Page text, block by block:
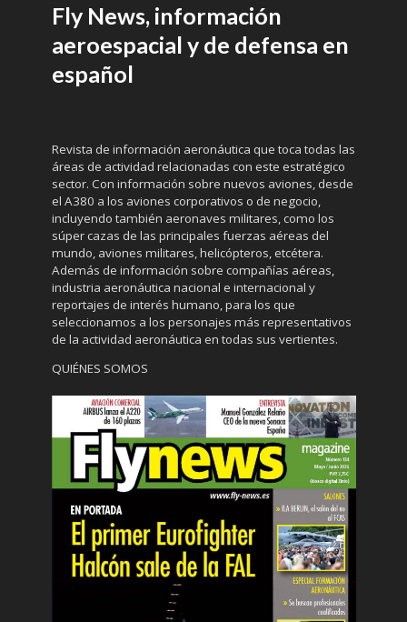
Fly News, información
aeroespacial y de defensa en
español
Revista de información aeronáutica que toca todas las
áreas de actividad relacionadas con este estratégico
sector. Con información sobre nuevos aviones, desde
el A380 a los aviones corporativos o de negocio,
incluyendo también aeronaves militares, como los
súper cazas de las principales fuerzas aéreas del
mundo, aviones militares, helicópteros, etcétera.
Además de información sobre compañías aéreas,
industria aeronáutica nacional e internacional y
reportajes de interés humano, para los que
seleccionamos a los personajes más representativos
de la actividad aeronáutica en todas sus vertientes.
QUIÉNES SOMOS